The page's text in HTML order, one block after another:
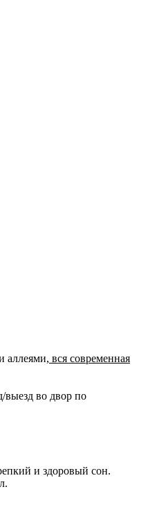
аллеями, вся современная
выезд во двор по
и здоровый сон.